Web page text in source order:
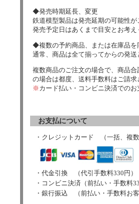
◆発売時期延長、変更
鉄道模型製品は発売延期の可能性が
発売予定日はあくまで目安とお考え
◆複数の予約商品、または在庫品を
通常、商品は全て揃ってからの発送
複数商品のご注文の場合で、商品
の場合は都度、送料手数料はご請求
※ カード払い・コンビニ決済での
お支払について
・クレジットカード （一括、複数
・代金引換 （代引手数料330円）
・コンビニ決済（前払い・手数料
・銀行振込 （前払い・手数料お客